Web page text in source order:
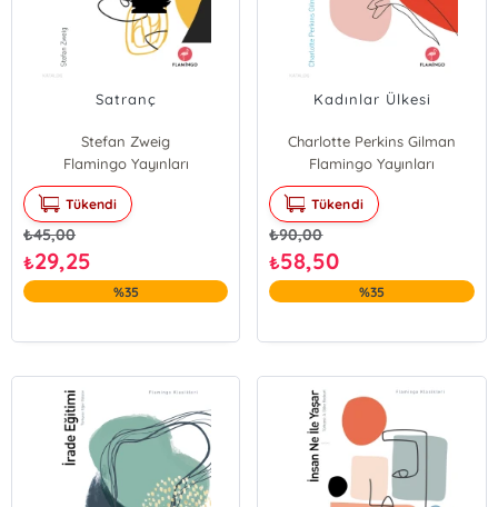
Satranç
Stefan Zweig
Flamingo Yayınları
Tükendi
₺45,00
₺29,25
%35
Kadınlar Ülkesi
Charlotte Perkins Gilman
Flamingo Yayınları
Tükendi
₺90,00
₺58,50
%35